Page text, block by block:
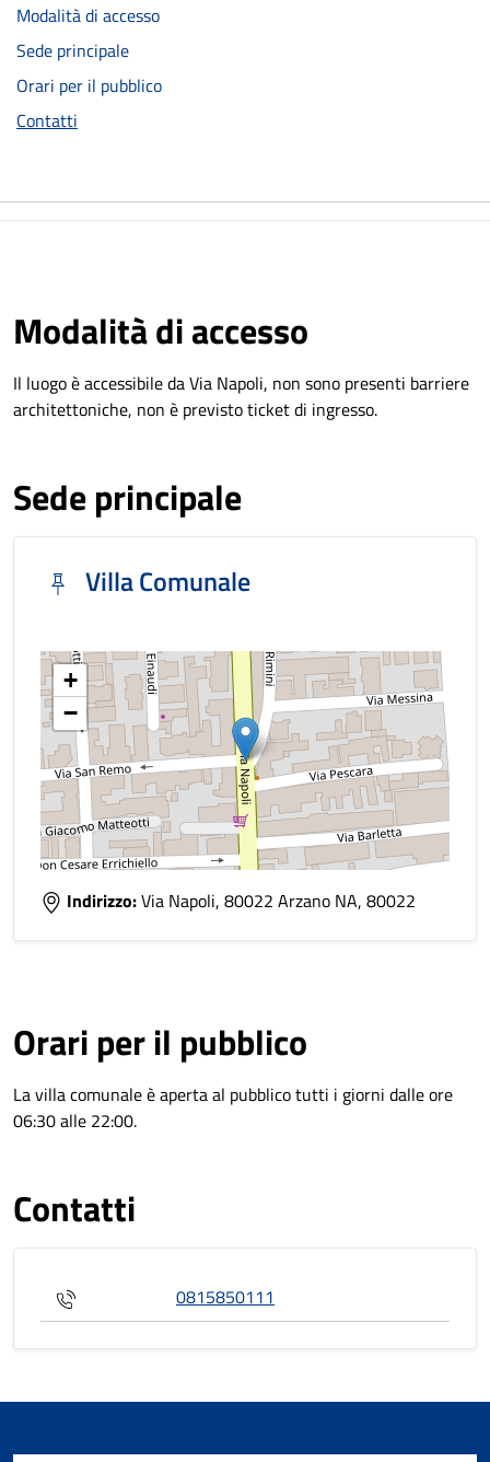
Modalità di accesso
Sede principale
Orari per il pubblico
Contatti
Modalità di accesso
Il luogo è accessibile da Via Napoli, non sono presenti barriere
architettoniche, non è previsto ticket di ingresso.
Sede principale
Villa Comunale
+
−
Indirizzo:Via Napoli, 80022 Arzano NA, 80022
Orari per il pubblico
La villa comunale è aperta al pubblico tutti i giorni dalle ore
06:30 alle 22:00.
Contatti
0815850111